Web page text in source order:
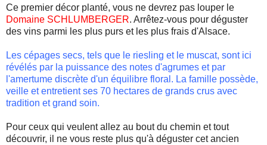
Ce premier décor planté, vous ne devrez pas louper le
Domaine SCHLUMBERGER. Arrêtez-vous pour déguster
des vins parmi les plus purs et les plus frais d'Alsace.
Les cépages secs, tels que le riesling et le muscat, sont ici
révélés par la puissance des notes d'agrumes et par
l'amertume discrète d'un équilibre floral. La famille possède,
veille et entretient ses 70 hectares de grands crus avec
tradition et grand soin.
Pour ceux qui veulent allez au bout du chemin et tout
découvrir, il ne vous reste plus qu'à déguster cet ancien